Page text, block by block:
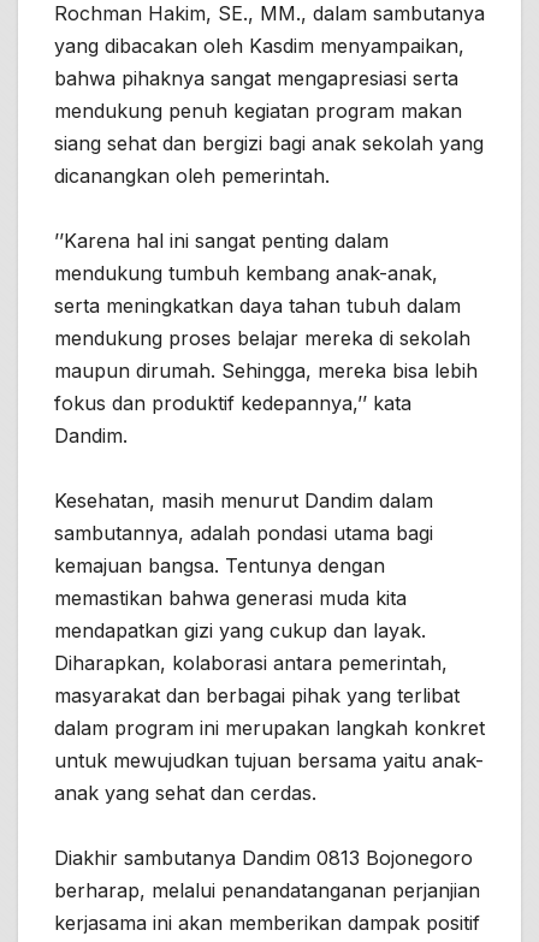
Rochman Hakim, SE., MM., dalam sambutanya
yang dibacakan oleh Kasdim menyampaikan,
bahwa pihaknya sangat mengapresiasi serta
mendukung penuh kegiatan program makan
siang sehat dan bergizi bagi anak sekolah yang
dicanangkan oleh pemerintah.
’’Karena hal ini sangat penting dalam
mendukung tumbuh kembang anak-anak,
serta meningkatkan daya tahan tubuh dalam
mendukung proses belajar mereka di sekolah
maupun dirumah. Sehingga, mereka bisa lebih
fokus dan produktif kedepannya,’’ kata
Dandim.
Kesehatan, masih menurut Dandim dalam
sambutannya, adalah pondasi utama bagi
kemajuan bangsa. Tentunya dengan
memastikan bahwa generasi muda kita
mendapatkan gizi yang cukup dan layak.
Diharapkan, kolaborasi antara pemerintah,
masyarakat dan berbagai pihak yang terlibat
dalam program ini merupakan langkah konkret
untuk mewujudkan tujuan bersama yaitu anak-
anak yang sehat dan cerdas.
Diakhir sambutanya Dandim 0813 Bojonegoro
berharap, melalui penandatanganan perjanjian
kerjasama ini akan memberikan dampak positif